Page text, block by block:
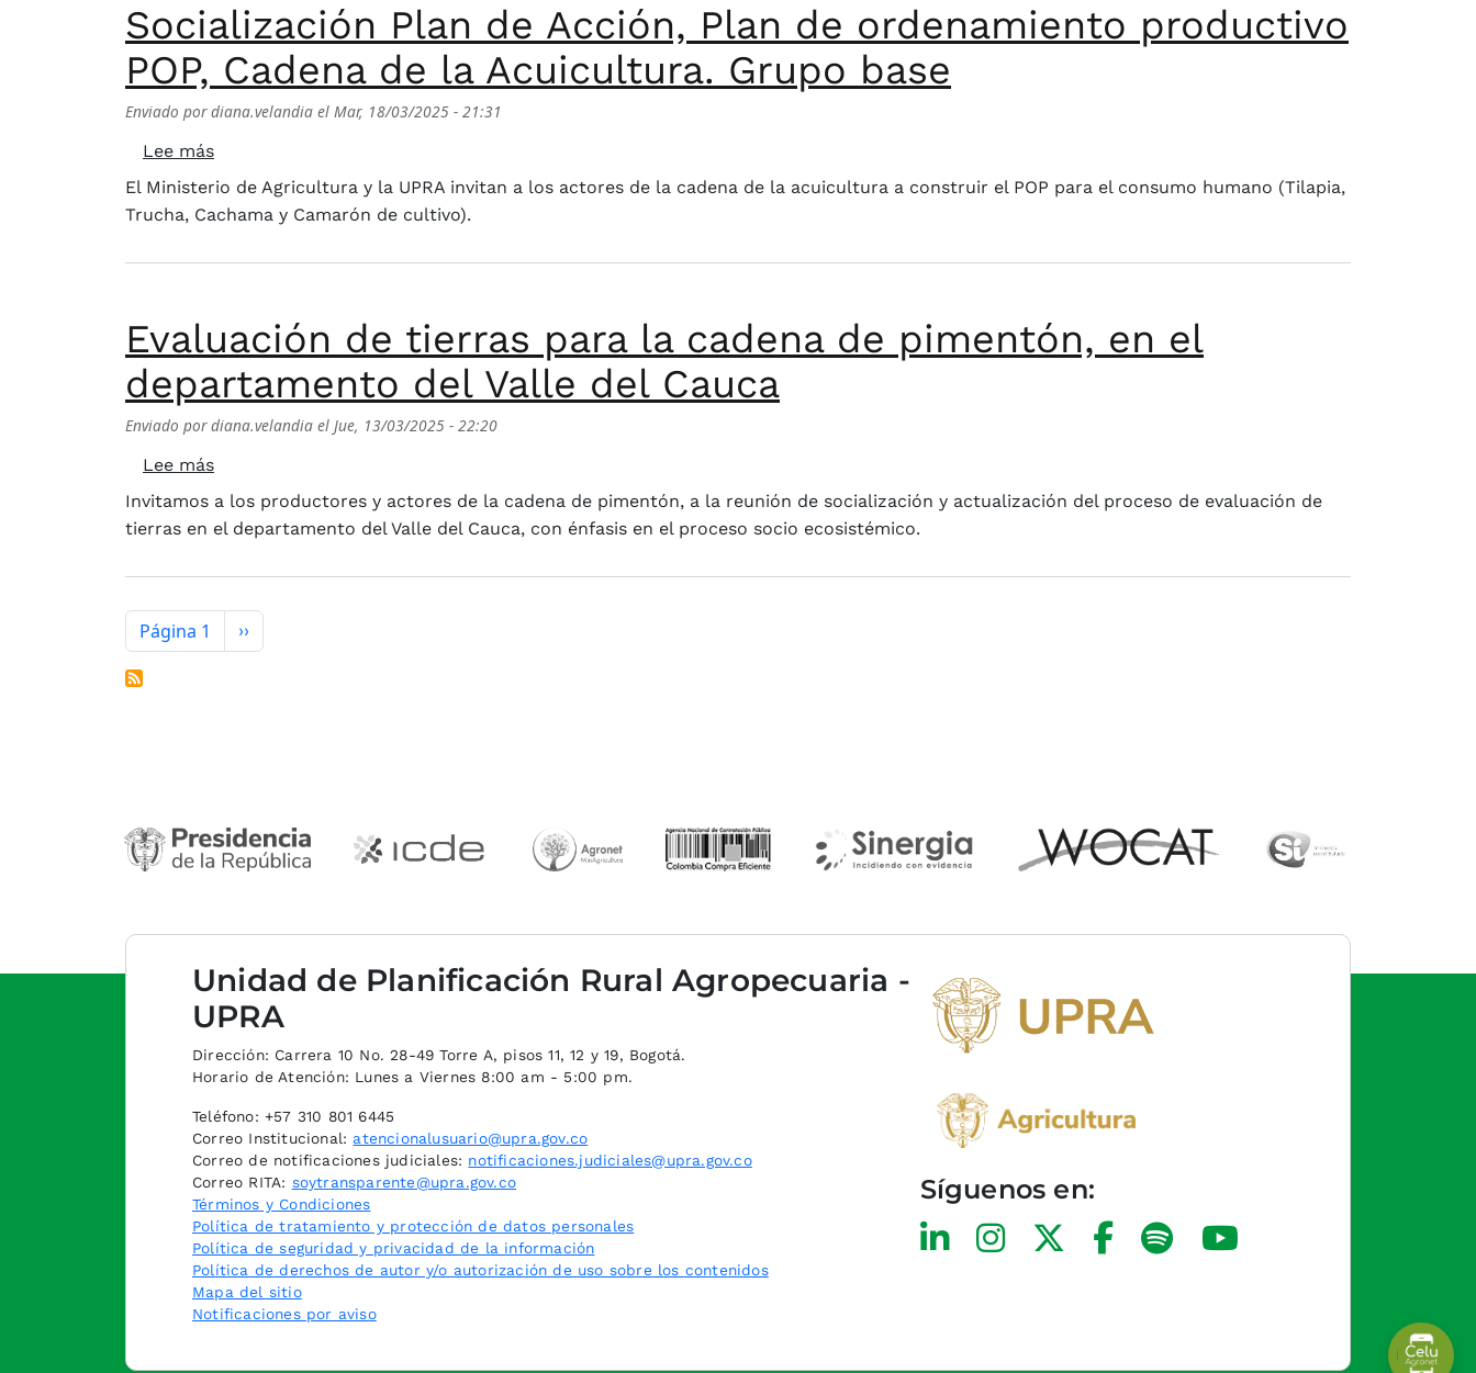
Socialización Plan de Acción, Plan de ordenamiento productivo
POP, Cadena de la Acuicultura. Grupo base
Enviado pordiana.velandia el Mar, 18/03/2025 - 21:31
Lee mássobre Socialización Plan de Acción, Plan de ordenamiento productivo POP, Cadena de la Acuicultura. Grupo base
El Ministerio de Agricultura y la UPRA invitan a los actores de la cadena de la acuicultura a construir el POP para el consumo humano (Tilapia,
Trucha, Cachama y Camarón de cultivo).
Evaluación de tierras para la cadena de pimentón, en el
departamento del Valle del Cauca
Enviado pordiana.velandia el Jue, 13/03/2025 - 22:20
Lee mássobre Evaluación de tierras para la cadena de pimentón, en el departamento del Valle del Cauca
Invitamos a los productores y actores de la cadena de pimentón, a la reunión de socialización y actualización del proceso de evaluación de
tierras en el departamento del Valle del Cauca, con énfasis en el proceso socio ecosistémico.
Paginación
Página 1 Siguiente página
››
Unidad de Planificación Rural Agropecuaria -
UPRA
Dirección: Carrera 10 No. 28-49 Torre A, pisos 11, 12 y 19, Bogotá.
Horario de Atención: Lunes a Viernes 8:00 am - 5:00 pm.
Teléfono: +57 310 801 6445
Correo Institucional:atencionalusuario@upra.gov.co
Correo de notificaciones judiciales: notificaciones.judiciales@upra.gov.co
Correo RITA: soytransparente@upra.gov.co
Términos y Condiciones
Política de tratamiento y protección de datos personales
Política de seguridad y privacidad de la información
Política de derechos de autor y/o autorización de uso sobre los contenidos
Mapa del sitio
Notificaciones por aviso
Síguenos en: